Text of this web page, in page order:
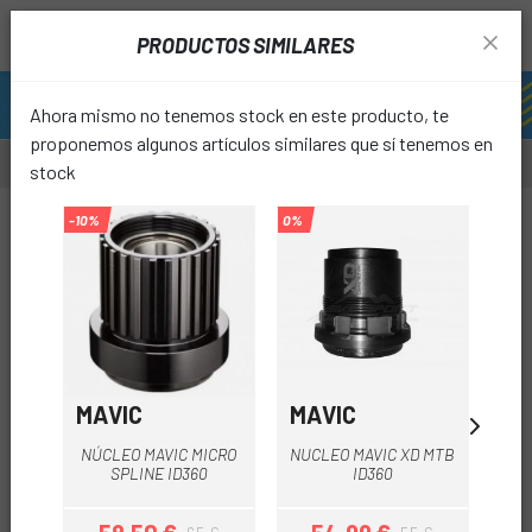
PRODUCTOS SIMILARES
Ahora mismo no tenemos stock en este producto, te
proponemos algunos artículos similares que sí tenemos en
stock
-10%
MAVIC
NÚCLEO MAVIC MICRO
SPLINE ID360
0%
MAVIC
NUCLEO MAVIC XD MTB
ID360